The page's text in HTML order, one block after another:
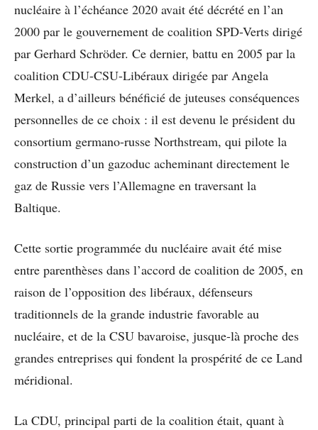
nucléaire à l’échéance 2020 avait été décrété en l’an
2000 par le gouvernement de coalition SPD-Verts dirigé
par Gerhard Schröder. Ce dernier, battu en 2005 par la
coalition CDU-CSU-Libéraux dirigée par Angela
Merkel, a d’ailleurs bénéficié de juteuses conséquences
personnelles de ce choix : il est devenu le président du
consortium germano-russe Northstream, qui pilote la
construction d’un gazoduc acheminant directement le
gaz de Russie vers l’Allemagne en traversant la
Baltique.
Cette sortie programmée du nucléaire avait été mise
entre parenthèses dans l’accord de coalition de 2005, en
raison de l’opposition des libéraux, défenseurs
traditionnels de la grande industrie favorable au
nucléaire, et de la CSU bavaroise, jusque-là proche des
grandes entreprises qui fondent la prospérité de ce Land
méridional.
La CDU, principal parti de la coalition était, quant à